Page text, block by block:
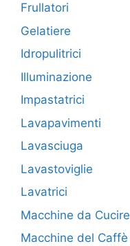
Frullatori
Gelatiere
Idropulitrici
Illuminazione
Impastatrici
Lavapavimenti
Lavasciuga
Lavastoviglie
Lavatrici
Macchine da Cucire
Macchine del Caffè